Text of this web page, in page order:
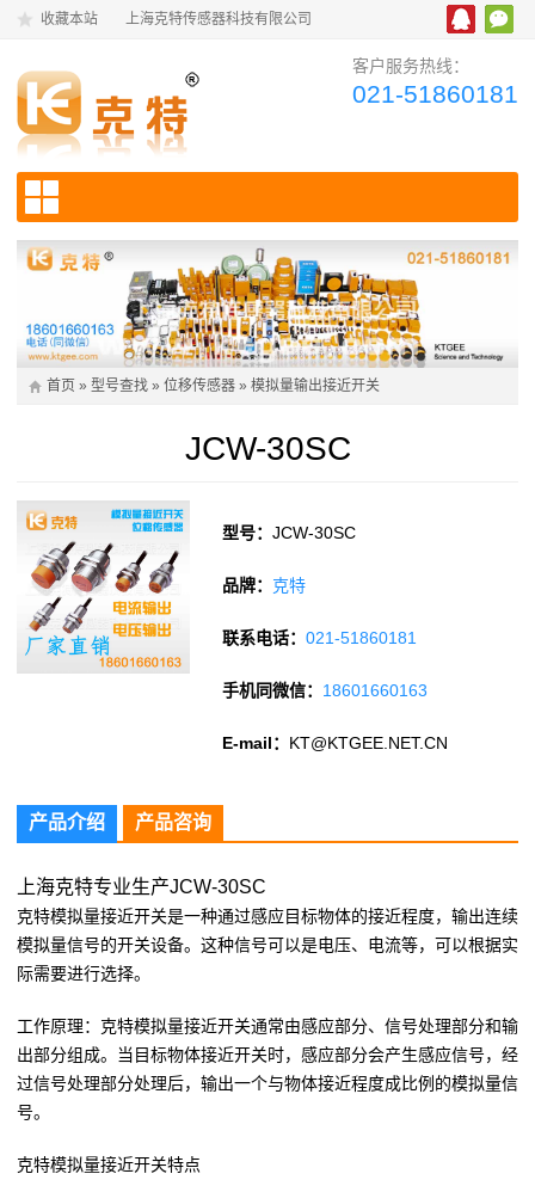
收藏本站 上海克特传感器科技有限公司
客户服务热线：
021-51860181
首页 » 型号查找 » 位移传感器 » 模拟量输出接近开关
JCW-30SC
型号：JCW-30SC
品牌： 克特
联系电话：021-51860181
手机同微信： 18601660163
E-mail： KT@KTGEE.NET.CN
产品介绍 产品咨询
上海克特专业生产JCW-30SC
克特模拟量接近开关是一种通过感应目标物体的接近程度，输出连续
模拟量信号的开关设备。这种信号可以是电压、电流等，可以根据实
际需要进行选择。
工作原理：克特模拟量接近开关通常由感应部分、信号处理部分和输
出部分组成。当目标物体接近开关时，感应部分会产生感应信号，经
过信号处理部分处理后，输出一个与物体接近程度成比例的模拟量信
号。
克特模拟量接近开关特点